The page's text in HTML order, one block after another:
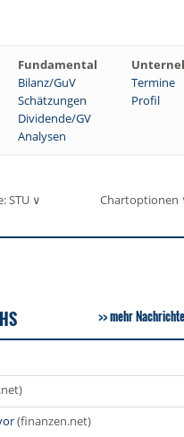
Fundamental
Bilanz/GuV Termine
Schätzungen Profil
Dividende/GV
Analysen
STU ∨ Chartoptionen
mehr
(finanzen.net)